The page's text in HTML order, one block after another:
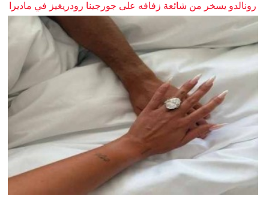
رونالدو يسخر من شائعة زفافه على جورجينا رودريغيز في ماديرا